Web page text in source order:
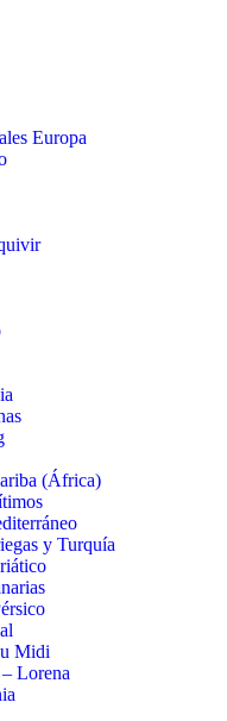
Europa
(África)
y Turquía
Midi
Lorena